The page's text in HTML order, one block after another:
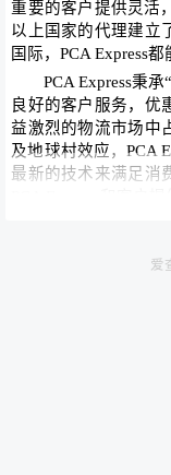
重要的客户提供灵活
以上国家的代理建立
国际，PCA Express都
PCA Express秉
良好的客户服务，优
益激烈的物流市场中
及地球村效应，PCA
最新的技术来满足消
PCA Express和客户
接受世界各地航空快
爱